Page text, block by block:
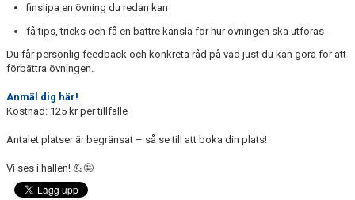
finslipa en övning du redan kan
få tips, tricks och få en bättre känsla för hur övningen ska utföras
Du får personlig feedback och konkreta råd på vad just du kan göra för att
förbättra övningen.
Anmäl dig här!
Kostnad: 125 kr per tillfälle
Antalet platser är begränsat – så se till att boka din plats!
Vi ses i hallen! 💪🤩